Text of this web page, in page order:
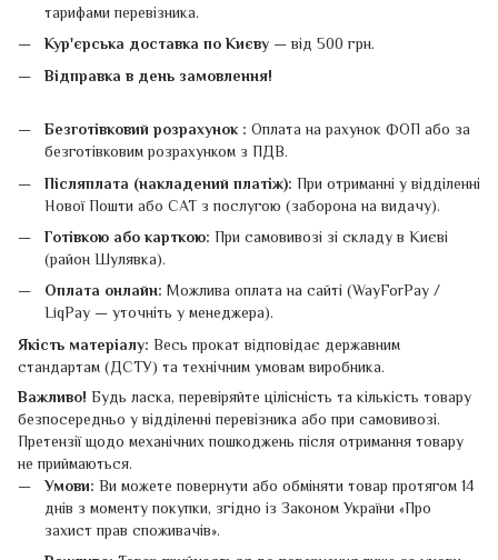
тарифами перевізника.
Кур'єрська доставка по Києву — від 500 грн.
Відправка в день замовлення!
Безготівковий розрахунок : Оплата на рахунок ФОП або за
безготівковим розрахунком з ПДВ.
Післяплата (накладений платіж): При отриманні у відділенні
Нової Пошти або САТ з послугою (заборона на видачу).
Готівкою або карткою: При самовивозі зі складу в Києві
(район Шулявка).
Оплата онлайн: Можлива оплата на сайті (WayForPay /
LiqPay — уточніть у менеджера).
Якість матеріалу: Весь прокат відповідає державним
стандартам (ДСТУ) та технічним умовам виробника.
Важливо! Будь ласка, перевіряйте цілісність та кількість товару
безпосередньо у відділенні перевізника або при самовивозі.
Претензії щодо механічних пошкоджень після отримання товару
не приймаються.
Умови: Ви можете повернути або обміняти товар протягом 14
днів з моменту покупки, згідно із Законом України «Про
захист прав споживачів».